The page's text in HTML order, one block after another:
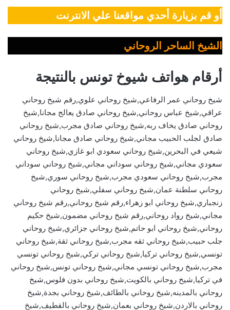
أو قم بزيارة أحدي مواقعنا علي الانترنت
الشيخ الساحر الروحاني
أرقام هواتف شيوخ تونس بالنتيجة
شيخ روحاني عمر الرفاعي,شيخ روحاني علوي,رقم شيخ روحاني
عراقي,شيخ عباس روحاني,شيخ روحاني صادق يعالج مجانا,شيخ
روحاني صادق يخاف ربه,شيخ روحاني صادق مجرب,شيخ روحاني
صادق لجلب الحبيب مجاني,شيخ روحاني صادق مجانا,شيخ روحاني
شيعي في البحرين,شيخ روحاني سعودي ابو غازي,شيخ روحاني
سعودي مجاني,شيخ روحاني سوداني مجاني,شيخ روحاني سوداني
مجرب,شيخ روحاني سعودي مجرب,شيخ روحاني سوري,شيخ
روحاني سلطنة عمان,شيخ روحاني سفلي,شيخ روحاني
زنجباري,شيخ روحاني ابو زهراء,رقم شيخ روحاني,رقم شيخ روحاني
مجاني,شيخ رواد روحاني,رقم شيخ روحاني مضمون,شيخ حكيم
روحاني,شيخ روحاني ابو حاتم,شيخ روحاني جزائري,شيخ روحاني
جلب حبيب,شيخ روحاني ثقه مجرب,شيخ روحاني ثقة,شيخ روحاني
تونسي,شيخ روحاني تركيا,شيخ روحاني تركي,شيخ روحاني تونسي
مجرب,شيخ روحاني تونسي مجاني,شيخ روحاني تونس,شيخ روحاني
في تركيا,شيخ روحاني بالكويت,شيخ روحاني بدون فلوس,شيخ
روحاني بالمدينه,شيخ روحاني بالطائف,شيخ روحاني بجدة,شيخ
روحاني بالاردن,شيخ روحاني بعمان,شيخ روحاني بالقطيف,شيخ